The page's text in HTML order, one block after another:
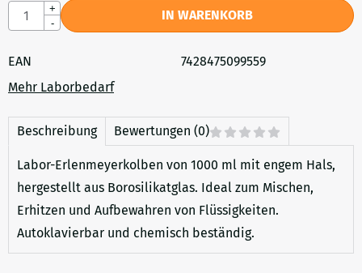
Anzahl
+
-
IN WARENKORB
EAN
7428475099559
Mehr Laborbedarf
Beschreibung Bewertungen (0)
Labor-Erlenmeyerkolben von 1000 ml mit engem Hals,
hergestellt aus Borosilikatglas. Ideal zum Mischen,
Erhitzen und Aufbewahren von Flüssigkeiten.
Autoklavierbar und chemisch beständig.